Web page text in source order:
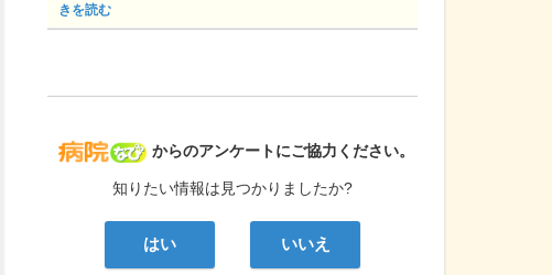
病院なび
からのアンケートにご協力ください。
知りたい情報は見つかりましたか?
はい いいえ
きを読む